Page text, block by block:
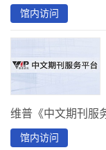
馆内访问
馆内访问